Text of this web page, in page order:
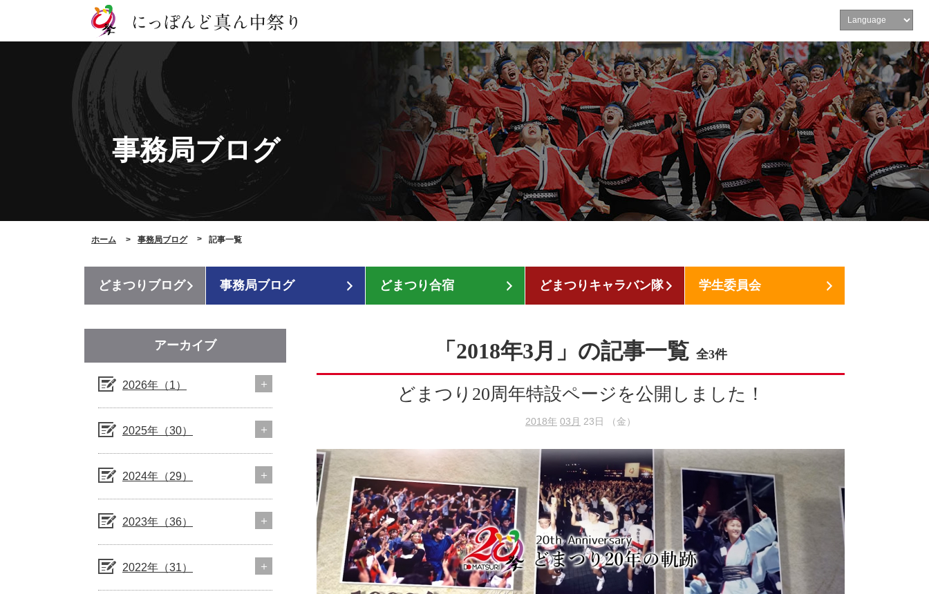
事務局ブログ
ホーム 事務局ブログ 記事一覧
どまつりブログ 事務局ブログ どまつり合宿 どまつりキャラバン隊 学生委員会
「2018年3月」の記事一覧 全3件
どまつり20周年特設ページを公開しました！
2018年 03月 23日 （金）
アーカイブ
2026年（1）
2025年（30）
2024年（29）
2023年（36）
2022年（31）